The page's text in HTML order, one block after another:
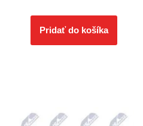
Pridať do košíka